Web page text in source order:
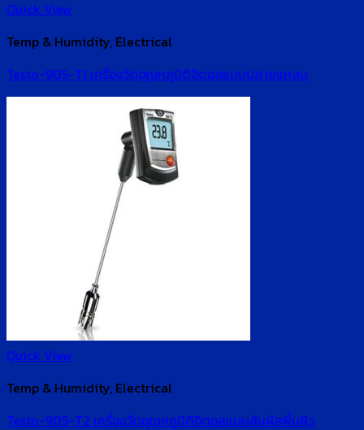
Quick View
Temp & Humidity, Electrical
Testo-905-T1 เครื่องวัดอุณหภูมิดิจิตอลแบบปลายแหลม
Quick View
Temp & Humidity, Electrical
Testo-905-T2 เครื่องวัดอุณหภูมิดิจิตอลแบบสัมผัสพื้นผิว